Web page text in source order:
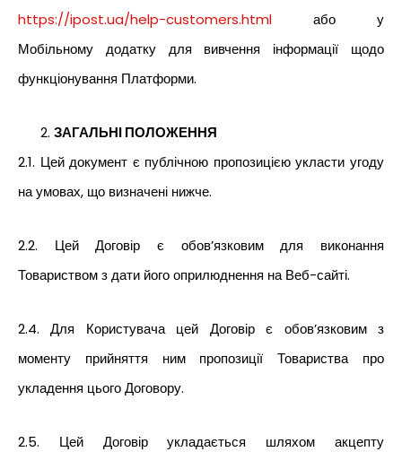
https://ipost.ua/help-customers.html або у
Мобільному додатку для вивчення інформації щодо
функціонування Платформи.
ЗАГАЛЬНІ ПОЛОЖЕННЯ
2.1. Цей документ є публічною пропозицією укласти угоду
на умовах, що визначені нижче.
2.2. Цей Договір є обов’язковим для виконання
Товариством з дати його оприлюднення на Веб-сайті.
2.4. Для Користувача цей Договір є обов’язковим з
моменту прийняття ним пропозиції Товариства про
укладення цього Договору.
2.5. Цей Договір укладається шляхом акцепту